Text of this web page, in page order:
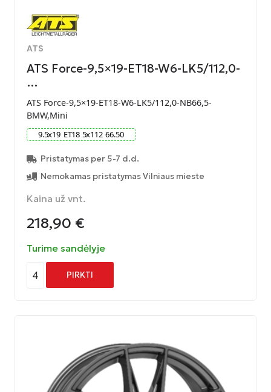
ATS
ATS Force-9,5×19-ET18-W6-LK5/112,0-
…
ATS Force-9,5×19-ET18-W6-LK5/112,0-NB66,5-
BMW,Mini
9.5x19 ET18 5x112 66.50
Pristatymas per 5-7 d.d.
Nemokamas pristatymas Vilniaus mieste
Kaina už vnt.
218,90 €
Turime sandėlyje
4 PIRKTI